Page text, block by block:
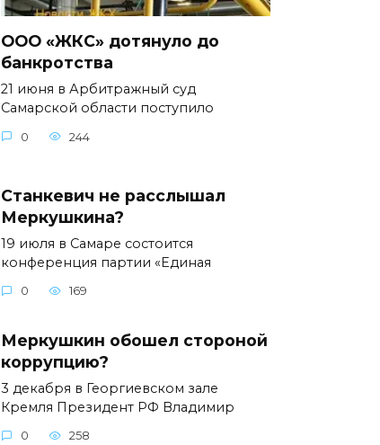
ООО «ЖКС» дотянуло до
банкротства
21 июня в Арбитражный суд
Самарской области поступило
0 244
Станкевич не расслышал
Меркушкина?
19 июля в Самаре состоится
конференция партии «Единая
0 169
Меркушкин обошел стороной
коррупцию?
3 декабря в Георгиевском зале
Кремля Президент РФ Владимир
0 258